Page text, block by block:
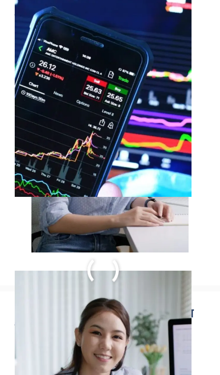
Internshala इंटर्नशिप और नौकरियों के
लिए 15,000+ से अधिक अवसर
RBI Quiz : ज्ञान और पुरस्कार जीतने का